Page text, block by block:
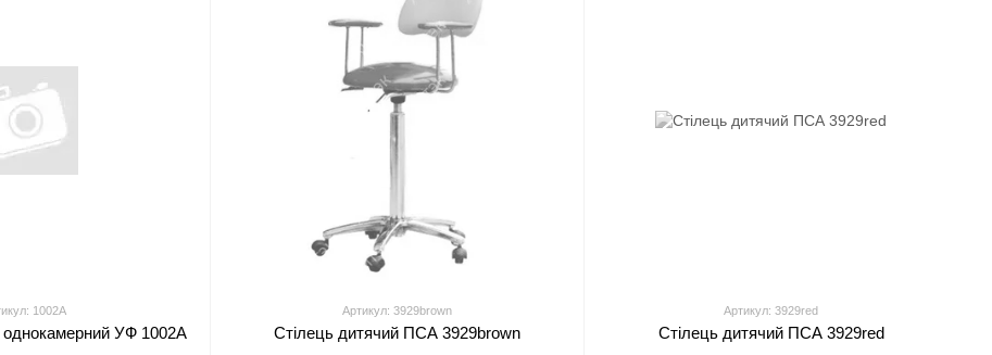
1002A
УФ 1002A
Артикул: 3929brown
Стілець дитячий ПСА 3929brown
Артикул: 3929red
Стілець дитячий ПСА 3929red